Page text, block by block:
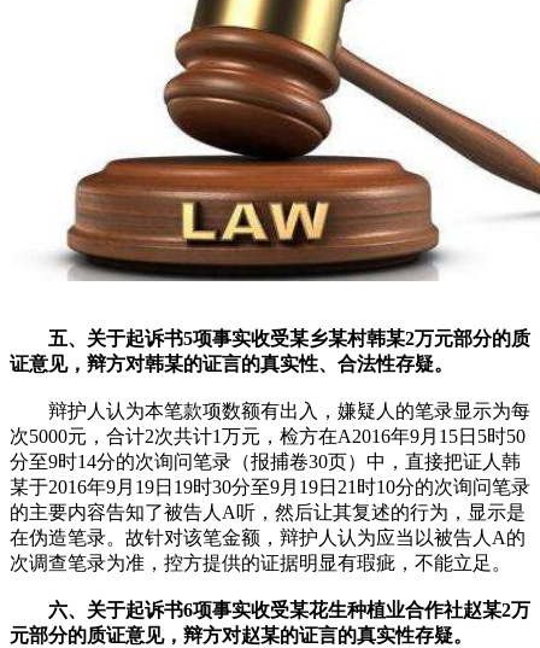
五、关于起诉书5项事实收受某乡某村韩某2万元部分的质
证意见，辩方对韩某的证言的真实性、合法性存疑。
辩护人认为本笔款项数额有出入，嫌疑人的笔录显示为每
次5000元，合计2次共计1万元，检方在A2016年9月15日5时50
分至9时14分的次询问笔录（报捕卷30页）中，直接把证人韩
某于2016年9月19日19时30分至9月19日21时10分的次询问笔录
的主要内容告知了被告人A听，然后让其复述的行为，显示是
在伪造笔录。故针对该笔金额，辩护人认为应当以被告人A的
次调查笔录为准，控方提供的证据明显有瑕疵，不能立足。
六、关于起诉书6项事实收受某花生种植业合作社赵某2万
元部分的质证意见，辩方对赵某的证言的真实性存疑。